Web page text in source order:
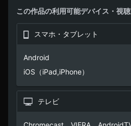
この作品の利用可能デバイス・視
スマホ・タブレット
Android
iOS（iPad,iPhone）
テレビ